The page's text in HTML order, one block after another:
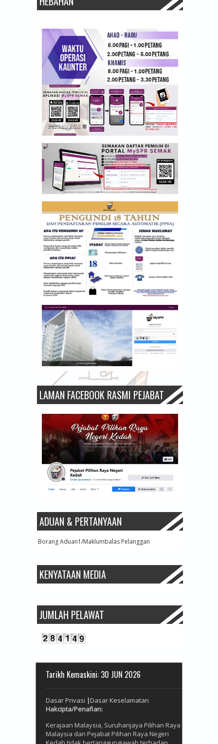
LAMAN FACEBOOK RASMI PEJABAT
PPN KEDAH
ADUAN & PERTANYAAN
Borang Aduan1/Maklumbalas Pelanggan
KENYATAAN MEDIA
JUMLAH PELAWAT
Tarikh Kemaskini: 30 JUN 2026
Dasar Privasi |Dasar Keselamatan
Hakcipta/Penafian:
Kerajaan Malaysia, Suruhanjaya Pilihan Raya
Malaysia dan Pejabat Pilihan Raya Negeri